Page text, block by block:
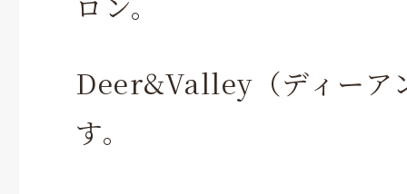
Deer&Valley（ディーア
す。